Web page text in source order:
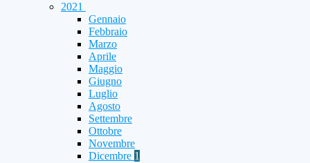
2021
Gennaio
Febbraio
Marzo
Aprile
Maggio
Giugno
Luglio
Agosto
Settembre
Ottobre
Novembre
Dicembre 1